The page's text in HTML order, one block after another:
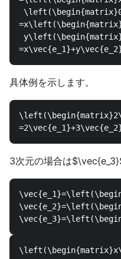
具体例を示します。
3次元の場合は